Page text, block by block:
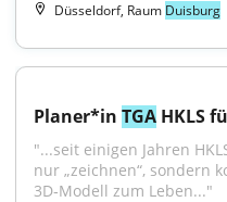
Düsseldorf, Raum Duisburg
Planer*in TGA HKLS
"...seit einigen Jahren
nur „zeichnen“, sondern
3D‑Modell zum Leben..."